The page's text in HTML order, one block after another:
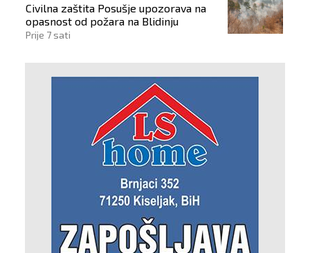
Civilna zaštita Posušje upozorava na
opasnost od požara na Blidinju
Prije 7 sati